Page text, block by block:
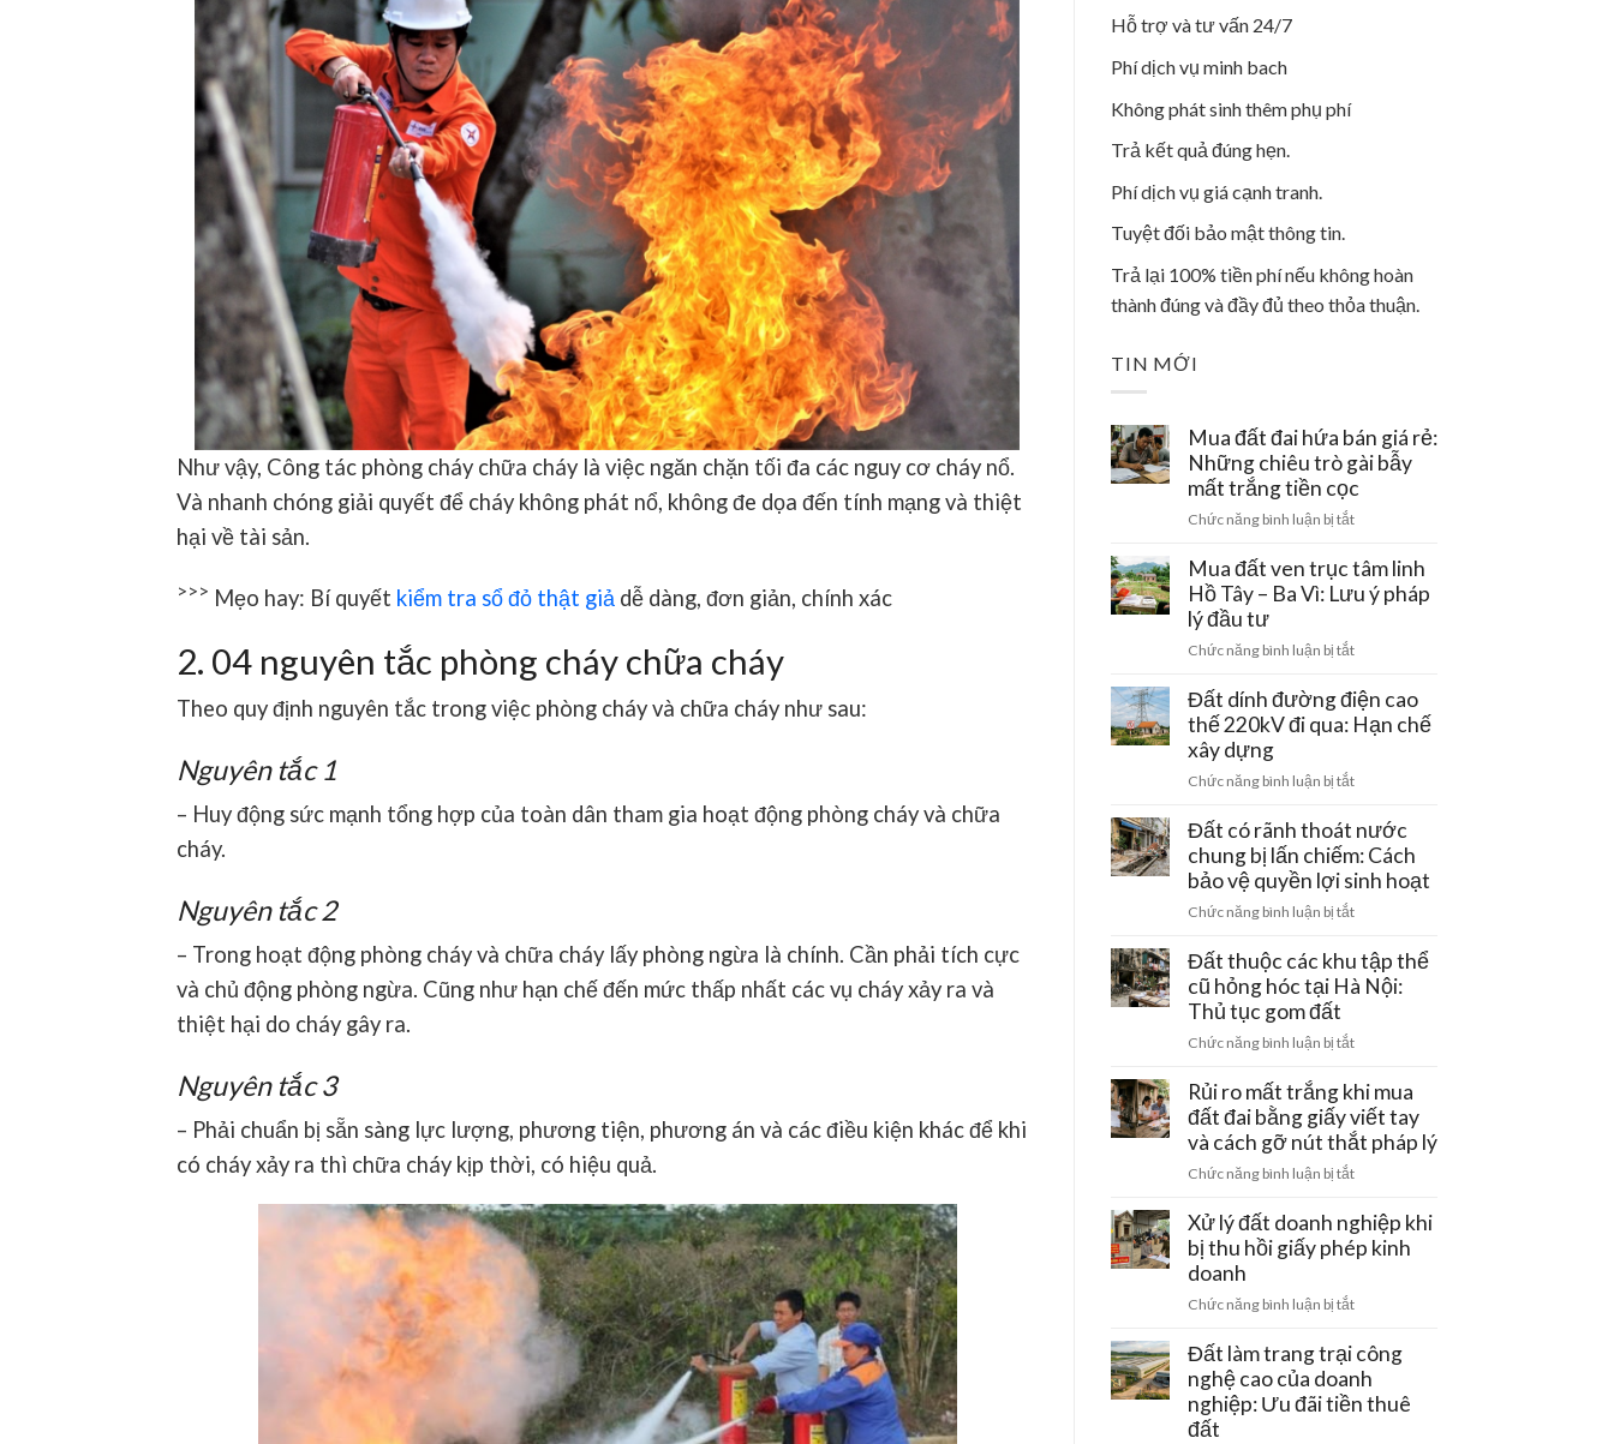
Như vậy, Công tác phòng cháy chữa cháy là việc ngăn chặn tối đa các nguy cơ cháy nổ.
Và nhanh chóng giải quyết để cháy không phát nổ, không đe dọa đến tính mạng và thiệt
hại về tài sản.
>>> Mẹo hay: Bí quyết kiểm tra sổ đỏ thật giả dễ dàng, đơn giản, chính xác
2. 04 nguyên tắc phòng cháy chữa cháy
Theo quy định nguyên tắc trong việc phòng cháy và chữa cháy như sau:
Nguyên tắc 1
– Huy động sức mạnh tổng hợp của toàn dân tham gia hoạt động phòng cháy và chữa
cháy.
Nguyên tắc 2
– Trong hoạt động phòng cháy và chữa cháy lấy phòng ngừa là chính. Cần phải tích cực
và chủ động phòng ngừa. Cũng như hạn chế đến mức thấp nhất các vụ cháy xảy ra và
thiệt hại do cháy gây ra.
Nguyên tắc 3
– Phải chuẩn bị sẵn sàng lực lượng, phương tiện, phương án và các điều kiện khác để khi
có cháy xảy ra thì chữa cháy kịp thời, có hiệu quả.
Hỗ trợ và tư vấn 24/7
Phí dịch vụ minh bach
Không phát sinh thêm phụ phí
Trả kết quả đúng hẹn.
Phí dịch vụ giá cạnh tranh.
Tuyệt đối bảo mật thông tin.
Trả lại 100% tiền phí nếu không hoàn
thành đúng và đầy đủ theo thỏa thuận.
TIN MỚI
Mua đất đai hứa bán giá rẻ:
Những chiêu trò gài bẫy
mất trắng tiền cọc
Chức năng bình luận bị tắtở
đất
đai
hứa
giá
Những
chiêu
bẫy
trắng
tiền
cọc
Mua đất ven trục tâm linh
Hồ Tây – Ba Vì: Lưu ý pháp
lý đầu tư
Chức năng bình luận bị tắtở
đất
ven
trục
linh
Tây
–
Ba
Lưu
pháp
lý
tư
Đất dính đường điện cao
thế 220kV đi qua: Hạn chế
xây dựng
Chức năng bình luận bị tắtở
dính
đường
điện
cao
thế
đi
qua:
xây
Đất có rãnh thoát nước
chung bị lấn chiếm: Cách
bảo vệ quyền lợi sinh hoạt
Chức năng bình luận bị tắtở
có
rãnh
thoát
chung
lấn
chiếm:
Cách
vệ
lợi
sinh
Đất thuộc các khu tập thể
cũ hỏng hóc tại Hà Nội:
Thủ tục gom đất
Chức năng bình luận bị tắtở
thuộc
các
khu
tập
thể
hỏng
hóc
Nội:
tục
gom
đất
Rủi ro mất trắng khi mua
đất đai bằng giấy viết tay
và cách gỡ nút thắt pháp lý
Chức năng bình luận bị tắtở
ro
mất
trắng
mua
đai
bằng
giấy
Xử lý đất doanh nghiệp khi
bị thu hồi giấy phép kinh
doanh
Chức năng bình luận bị tắtở
lý
đất
doanh
nghiệp
Đất làm trang trại công
nghệ cao của doanh
nghiệp: Ưu đãi tiền thuê
đất